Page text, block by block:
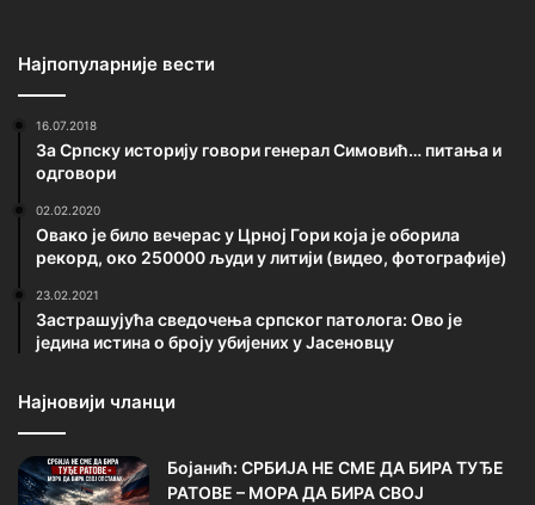
Најпопуларније вести
16.07.2018
За Српску историју говори генерал Симовић… питања и
одговори
02.02.2020
Овако је било вечерас у Црној Гори која је оборила
рекорд, око 250000 људи у литији (видео, фотографије)
23.02.2021
Застрашујућа сведочења српског патолога: Ово је
једина истина о броју убијених у Јасеновцу
Најновији чланци
Бојанић: СРБИЈА НЕ СМЕ ДА БИРА ТУЂЕ
РАТОВЕ – МОРА ДА БИРА СВОЈ